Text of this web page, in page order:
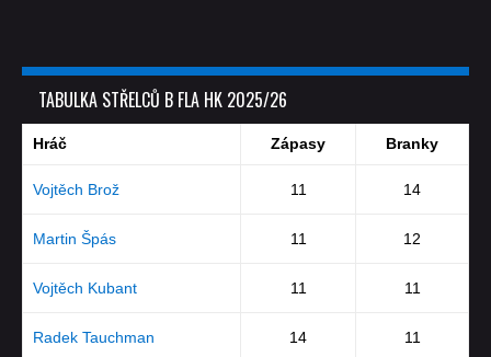
TABULKA STŘELCŮ B FLA HK 2025/26
Hráč Zápasy Branky
Vojtěch Brož 11 14
Martin Špás 11 12
Vojtěch Kubant 11 11
Radek Tauchman 14 11